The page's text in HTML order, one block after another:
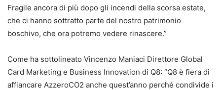
Fragile ancora di più dopo gli incendi della scorsa estate,
che ci hanno sottratto parte del nostro patrimonio
boschivo, che ora potremo vedere rinascere.”
Come ha sottolineato Vincenzo Maniaci Direttore Global
Card Marketing e Business Innovation di Q8: “Q8 è fiera di
affiancare AzzeroCO2 anche quest’anno perché condivide i